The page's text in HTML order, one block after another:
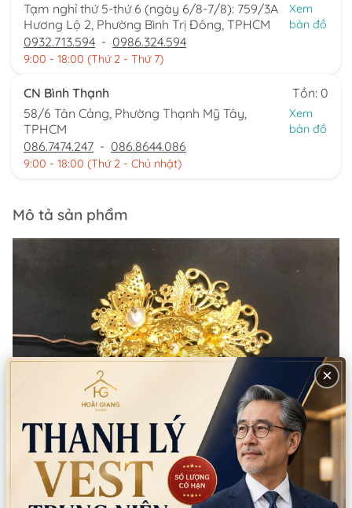
Tạm nghỉ thứ 5-thứ 6 (ngày 6/8-7/8): 759/3A
Hương Lộ 2, Phường Bình Trị Đông, TPHCM
Xem
bản đồ
0932.713.594 - 0986.324.594
9:00 - 18:00 (Thứ 2 - Thứ 7)
CN Bình Thạnh
Tồn: 0
58/6 Tân Cảng, Phường Thạnh Mỹ Tây,
TPHCM
Xem
bản đồ
086.7474.247 - 086.8644.086
9:00 - 18:00 (Thứ 2 - Chủ nhật)
Mô tả sản phẩm
×